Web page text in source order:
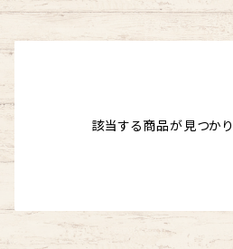
該当する商品が見つかり